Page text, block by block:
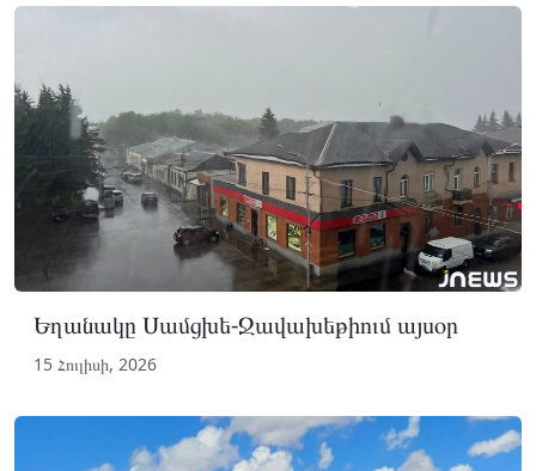
Եղանակը Սամցխե-Ջավախեթիում այսօր
15 Հուլիսի, 2026